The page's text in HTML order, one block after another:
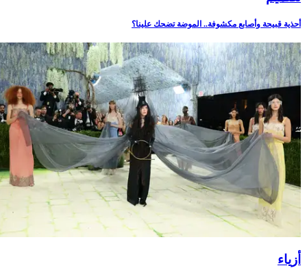
أحذية قبيحة وأصابع مكشوفة.. الموضة تضحك علينا؟
أزياء